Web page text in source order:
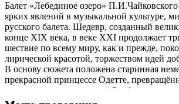
Балет «Лебединое озеро»
ярких явлений в музыкальной культуре,
русского балета. Шедевр, созданный
конце XIX века, в веке ХХI продолжает
шествие по всему миру, как и прежде,
лирической красотой, торжеством идей
В основу сюжета положена старинная
прекрасной принцессе Одетте,
проклятьем злого колдуна Ротбарта.